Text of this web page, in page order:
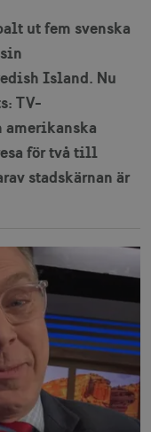
ut fem svenska
Island. Nu
TV-
amerikanska
för två till
stadskärnan är